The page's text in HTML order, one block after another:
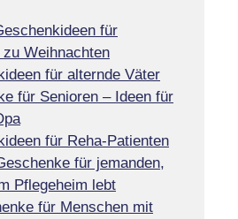
für
Weihnachten
für alternde Väter
für Senioren – Ideen für
für Reha-Patienten
für jemanden,
Pflegeheim lebt
für Menschen mit